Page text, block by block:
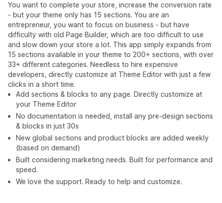
You want to complete your store, increase the conversion rate
- but your theme only has 15 sections. You are an
entrepreneur, you want to focus on business - but have
difficulty with old Page Builder, which are too difficult to use
and slow down your store a lot. This app simply expands from
15 sections available in your theme to 200+ sections, with over
33+ different categories. Needless to hire expensive
developers, directly customize at Theme Editor with just a few
clicks in a short time.
Add sections & blocks to any page. Directly customize at
your Theme Editor
No documentation is needed, install any pre-design sections
& blocks in just 30s
New global sections and product blocks are added weekly
(based on demand)
Built considering marketing needs. Built for performance and
speed.
We love the support. Ready to help and customize.